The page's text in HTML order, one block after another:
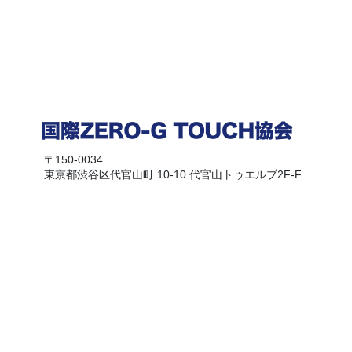
〒150-0034
東京都渋谷区代官山町 10-10 代官山トゥエルブ2F-F